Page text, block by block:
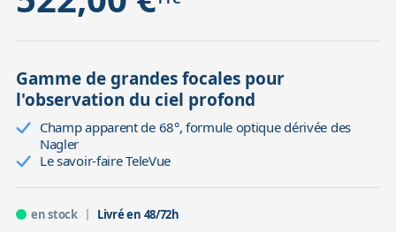
Gamme de grandes focales pour
l'observation du ciel profond
Champ apparent de 68°, formule optique dérivée des
Nagler
Le savoir-faire TeleVue
en stock Livré en 48/72h